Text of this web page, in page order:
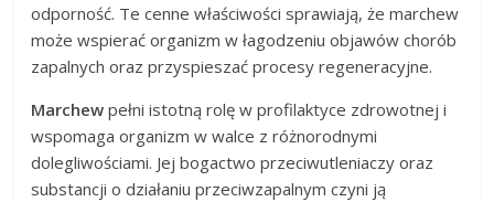
odporność. Te cenne właściwości sprawiają, że marchew
może wspierać organizm w łagodzeniu objawów chorób
zapalnych oraz przyspieszać procesy regeneracyjne.
Marchew pełni istotną rolę w profilaktyce zdrowotnej i
wspomaga organizm w walce z różnorodnymi
dolegliwościami. Jej bogactwo przeciwutleniaczy oraz
substancji o działaniu przeciwzapalnym czyni ją